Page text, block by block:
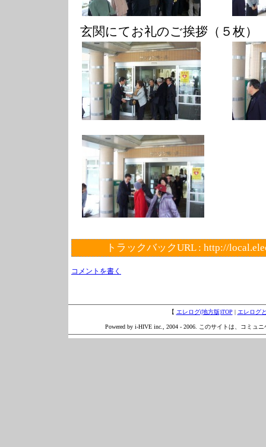
玄関にてお礼のご挨拶（５枚）
トラックバックURL : http://
コメントを書く
【 エレログ(地方版)TOP | エレログ
Powered by i-HIVE inc., 2004 - 2006. このサイトは、コミュ